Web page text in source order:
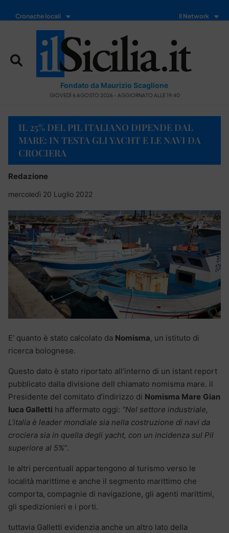
Cronache locali Il Network
Fondato da Maurizio Scaglione
GIOVEDÌ 6 AGOSTO 2026 - AGGIORNATO ALLE 19:40
IL 25% DEL PIL ITALIANO DIPENDE DAL
MARE: IN TESTA GLI YACHT E LE NAVI DA
CROCIERA
Redazione
mercoledì 20 Luglio 2022
E’ quanto è stato calcolato da Nomisma, un istituto di
ricerca bolognese.
Questo dato è stato riportato all’interno di un istant report
pubblicato dalla divisione dell chiamato nomisma mare. il
Presidente del comitato d’indirizzo di Nomisma Mare Gian
luca Galletti ha affermato oggi: “Nel settore industriale,
L’italia è leader mondiale sia nella costruzione di navi da
crociera sia in quella degli yacht, con un incidenza sul Pil
superiore al 5%”.
le altri percentuali appartengono al turismo verso le
località marittime e anche il segmento marittimo che
comporta, compagnie di navigazione, gli agenti marittimi,
gli spedizionieri e i porti.
tuttavia Galletti evidenzia anche un altro lato della